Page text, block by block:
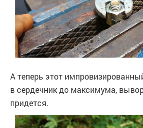
А теперь этот
в сердечник до максимума,
придется.